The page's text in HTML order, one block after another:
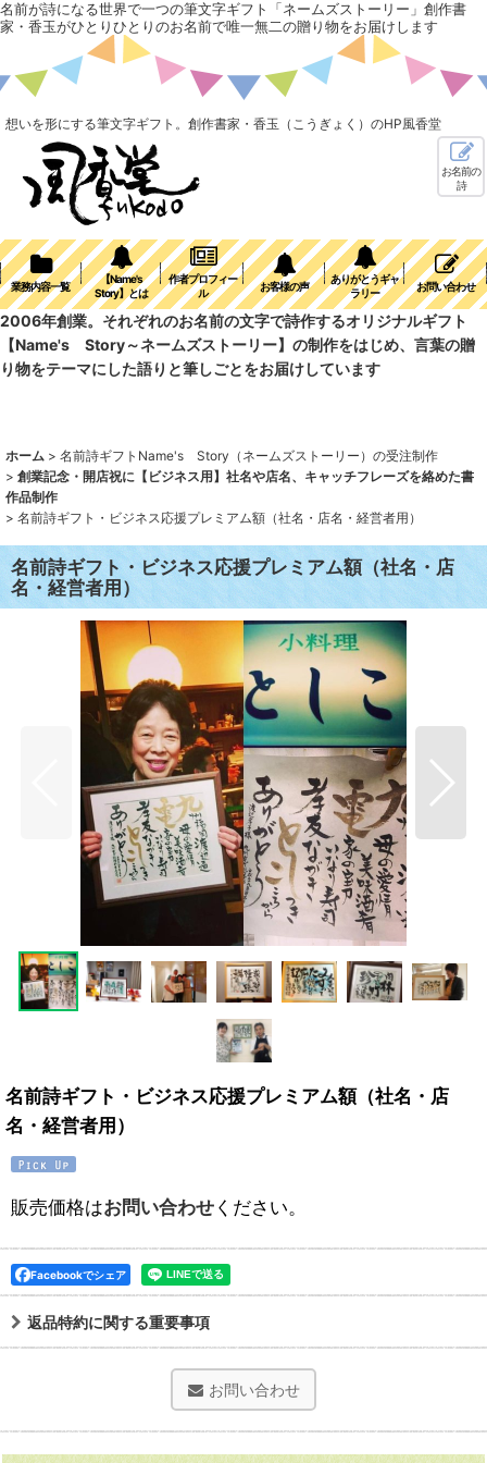
名前が詩になる世界で一つの筆文字ギフト「ネームズストーリー」創作書
家・香玉がひとりひとりのお名前で唯一無二の贈り物をお届けします
想いを形にする筆文字ギフト。創作書家・香玉（こうぎょく）のHP風香堂
お名前の
詩
業務内容一覧
【Name's
Story】とは
作者プロフィー
ル
お客様の声
ありがとうギャ
ラリー
お問い合わせ
2006年創業。それぞれのお名前の文字で詩作するオリジナルギフト
【Name's Story～ネームズストーリー】の制作をはじめ、言葉の贈
り物をテーマにした語りと筆しごとをお届けしています
ホーム > 名前詩ギフトName's Story（ネームズストーリー）の受注制作
> 創業記念・開店祝に【ビジネス用】社名や店名、キャッチフレーズを絡めた書
作品制作
> 名前詩ギフト・ビジネス応援プレミアム額（社名・店名・経営者用）
名前詩ギフト・ビジネス応援プレミアム額（社名・店
名・経営者用）
名前詩ギフト・ビジネス応援プレミアム額（社名・店
名・経営者用）
販売価格はお問い合わせください。
Facebookでシェア
返品特約に関する重要事項
お問い合わせ